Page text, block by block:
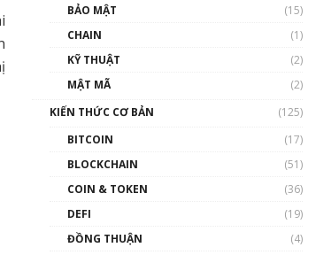
Blockchain
Nhân sự tương lại ngành
Blockchain Việt Nam | Phổ
cập Blockchain
Blockchain đang được ứng
BẢO MẬT
(15)
CHAIN
(1)
KỸ THUẬT
(2)
MẬT MÃ
(2)
KIẾN THỨC CƠ BẢN
(125)
BITCOIN
(17)
BLOCKCHAIN
(51)
COIN & TOKEN
(36)
DEFI
(19)
ĐỒNG THUẬN
(4)